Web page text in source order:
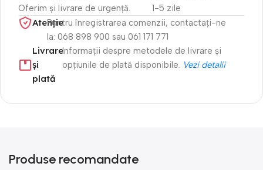
Oferim și livrare de urgență.
1-5 zile
Atenție​Pentru înregistrarea comenzii, contactați-ne
la: 068 898 900 sau 061 171 771
Livrare
și
plată
Informații despre metodele de livrare și
opțiunile de plată disponibile. Vezi detalii
Produse recomandate